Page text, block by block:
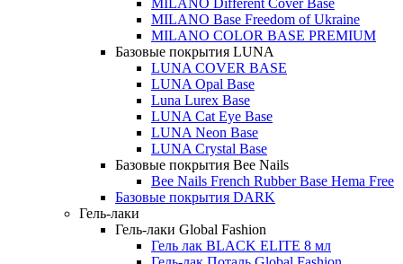
MILANO Base Freedom of Ukraine
MILANO COLOR BASE PREMIUM
Базовые покрытия LUNA
LUNA COVER BASE
LUNA Opal Base
Luna Lurex Base
LUNA Cat Eye Base
LUNA Neon Base
LUNA Crystal Base
Базовые покрытия Bee Nails
Bee Nails French Rubber Base Hema Free
Базовые покрытия DARK
Гель-лаки
Гель-лаки Global Fashion
Гель лак BLACK ELITE 8 мл